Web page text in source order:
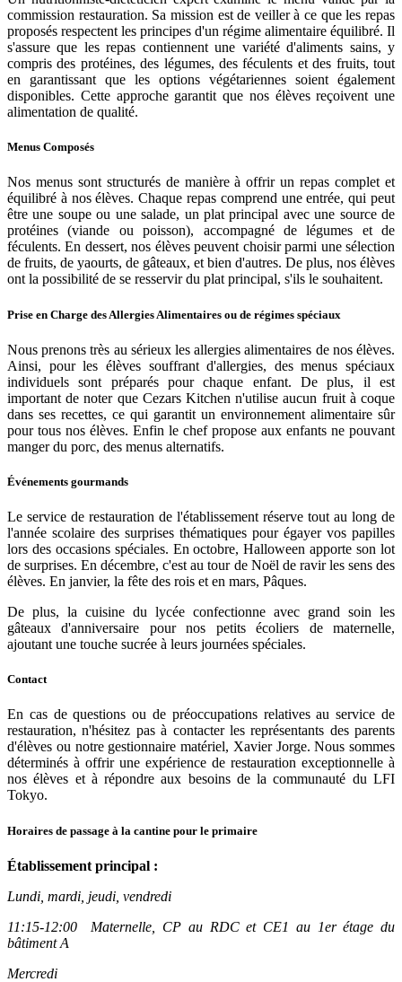
commission restauration. Sa mission est de veiller à ce que les repas
proposés respectent les principes d'un régime alimentaire équilibré. Il
s'assure que les repas contiennent une variété d'aliments sains, y
compris des protéines, des légumes, des féculents et des fruits, tout
en garantissant que les options végétariennes soient également
disponibles. Cette approche garantit que nos élèves reçoivent une
alimentation de qualité.
Menus Composés
Nos menus sont structurés de manière à offrir un repas complet et
équilibré à nos élèves. Chaque repas comprend une entrée, qui peut
être une soupe ou une salade, un plat principal avec une source de
protéines (viande ou poisson), accompagné de légumes et de
féculents. En dessert, nos élèves peuvent choisir parmi une sélection
de fruits, de yaourts, de gâteaux, et bien d'autres. De plus, nos élèves
ont la possibilité de se resservir du plat principal, s'ils le souhaitent.
Prise en Charge des Allergies Alimentaires ou de régimes spéciaux
Nous prenons très au sérieux les allergies alimentaires de nos élèves.
Ainsi, pour les élèves souffrant d'allergies, des menus spéciaux
individuels sont préparés pour chaque enfant. De plus, il est
important de noter que Cezars Kitchen n'utilise aucun fruit à coque
dans ses recettes, ce qui garantit un environnement alimentaire sûr
pour tous nos élèves. Enfin le chef propose aux enfants ne pouvant
manger du porc, des menus alternatifs.
Événements gourmands
Le service de restauration de l'établissement réserve tout au long de
l'année scolaire des surprises thématiques pour égayer vos papilles
lors des occasions spéciales. En octobre, Halloween apporte son lot
de surprises. En décembre, c'est au tour de Noël de ravir les sens des
élèves. En janvier, la fête des rois et en mars, Pâques.
De plus, la cuisine du lycée confectionne avec grand soin les
gâteaux d'anniversaire pour nos petits écoliers de maternelle,
ajoutant une touche sucrée à leurs journées spéciales.
Contact
En cas de questions ou de préoccupations relatives au service de
restauration, n'hésitez pas à contacter les représentants des parents
d'élèves ou notre gestionnaire matériel, Xavier Jorge. Nous sommes
déterminés à offrir une expérience de restauration exceptionnelle à
nos élèves et à répondre aux besoins de la communauté du LFI
Tokyo.
Horaires de passage à la cantine pour le primaire
Établissement principal :
Lundi, mardi, jeudi, vendredi
11:15-12:00 Maternelle, CP au RDC et CE1 au 1er étage du
bâtiment A
Mercredi